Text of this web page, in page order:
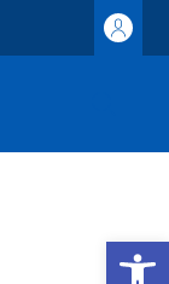
Apri la